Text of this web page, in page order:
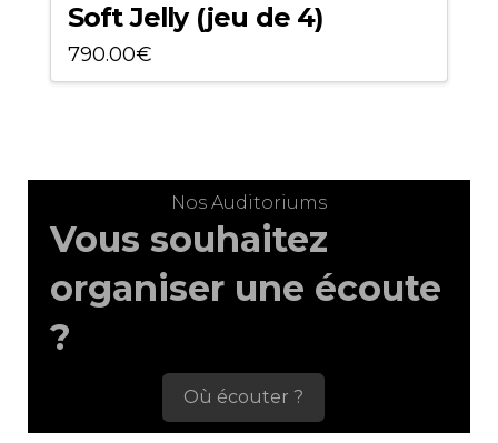
Soft Jelly (jeu de 4)
790.00€
Nos Auditoriums
Vous souhaitez
organiser une écoute
?
Où écouter ?